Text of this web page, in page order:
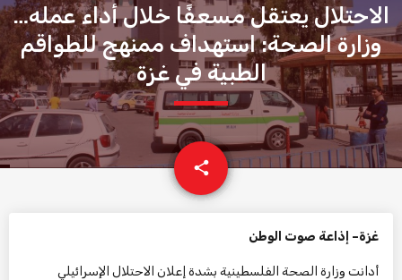
الاحتلال يعتقل مسعفًا خلال أداء عمله…
وزارة الصحة: استهداف ممنهج للطواقم
الطبية في غزة
share
email
غزة– إذاعة صوت الوطن
أدانت وزارة الصحة الفلسطينية بشدة إعلان الاحتلال الإسرائيلي